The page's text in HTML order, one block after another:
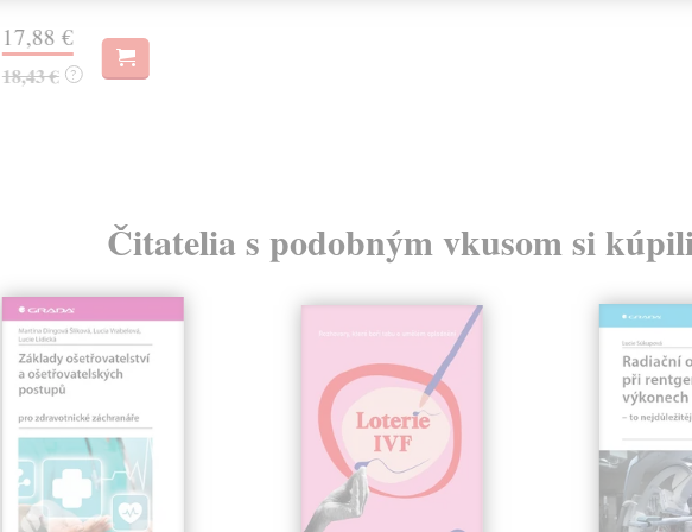
17,88 €
18,43 € ?
Čitatelia s podobným vkusom si